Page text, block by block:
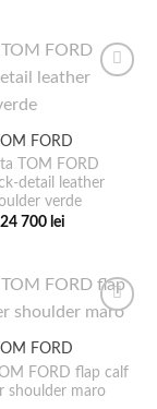
produsului.
mai
multe
Opțiunile
pot
fi
alese
în
pagina
TOM FORD
TOM FORD
detail leather
verde
24 700 lei
are
mai
variații.
Opțiunile
pot
TOM FORD
FORD flap calf
shoulder maro